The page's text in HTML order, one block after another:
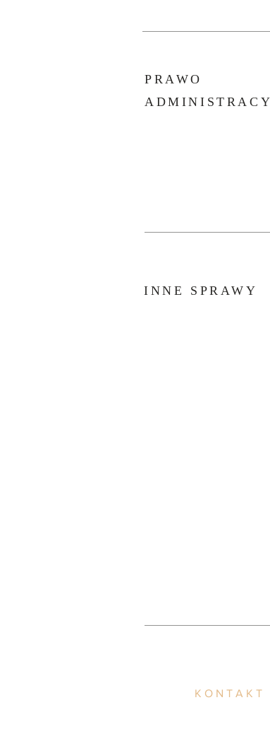
PRAWO
INNE SPRAWY
KONTAKT